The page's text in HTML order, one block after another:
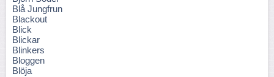
Blå Jungfrun
Blackout
Blick
Blickar
Blinkers
Bloggen
Blöja